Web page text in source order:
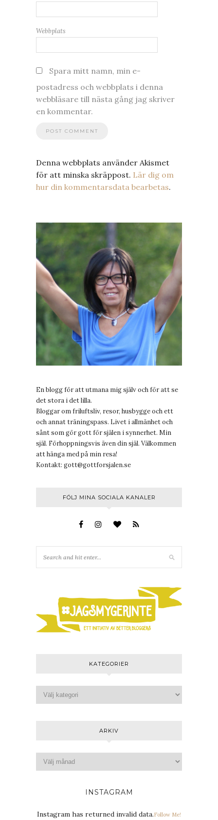
Webbplats
Spara mitt namn, min e-
postadress och webbplats i denna
webbläsare till nästa gång jag skriver
en kommentar.
Denna webbplats använder Akismet
för att minska skräppost. Lär dig om
hur din kommentarsdata bearbetas.
En blogg för att utmana mig själv och för att se
det stora i det lilla.
Bloggar om friluftsliv, resor, husbygge och ett
och annat träningspass. Livet i allmänhet och
sånt som gör gott för själen i synnerhet. Min
själ. Förhoppningsvis även din själ. Välkommen
att hänga med på min resa!
Kontakt: gott@gottforsjalen.se
FÖLJ MINA SOCIALA KANALER
KATEGORIER
ARKIV
INSTAGRAM
Instagram has returned invalid data.Follow Me!